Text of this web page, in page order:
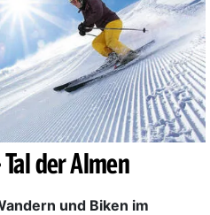
der Almen
und Biken im